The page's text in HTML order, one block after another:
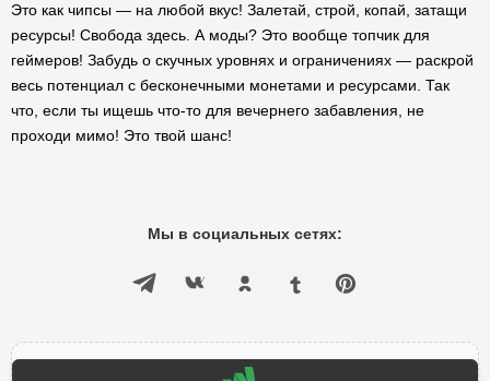
Это как чипсы — на любой вкус! Залетай, строй, копай, затащи
ресурсы! Свобода здесь. А моды? Это вообще топчик для
геймеров! Забудь о скучных уровнях и ограничениях — раскрой
весь потенциал с бесконечными монетами и ресурсами. Так
что, если ты ищешь что-то для вечернего забавления, не
проходи мимо! Это твой шанс!
Мы в социальных сетях: